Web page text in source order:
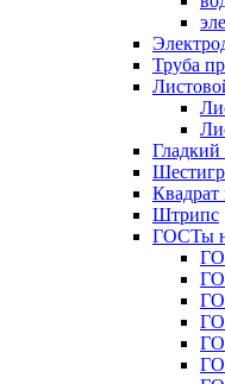
Труба
Гладкий
Квадрат
Штрипс
ГОСТы